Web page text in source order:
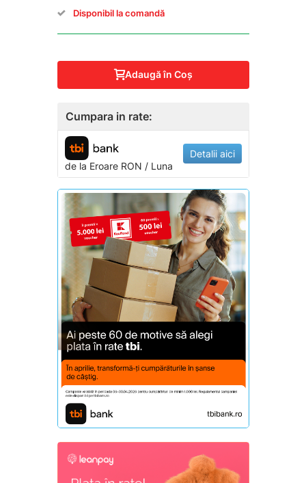
Disponibil la comandă
Adaugă în Coş
Cumpara in rate:
de la EroareRON / Luna
Detalii aici